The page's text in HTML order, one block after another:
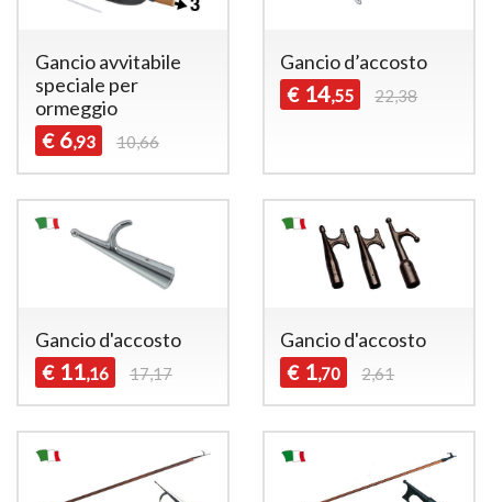
Gancio avvitabile
speciale per
ormeggio
€ 6,93 10,66
Gancio d’accosto
€ 14,55 22,38
Gancio d'accosto
€ 11,16 17,17
Gancio d'accosto
€ 1,70 2,61